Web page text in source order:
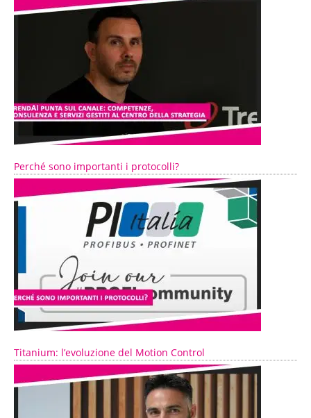
Perché sono importanti i protocolli?
Titanium: l’evoluzione del Motion Control